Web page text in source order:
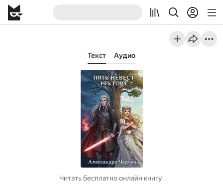
Текст Аудио
Читать бесплатно онлайн книгу